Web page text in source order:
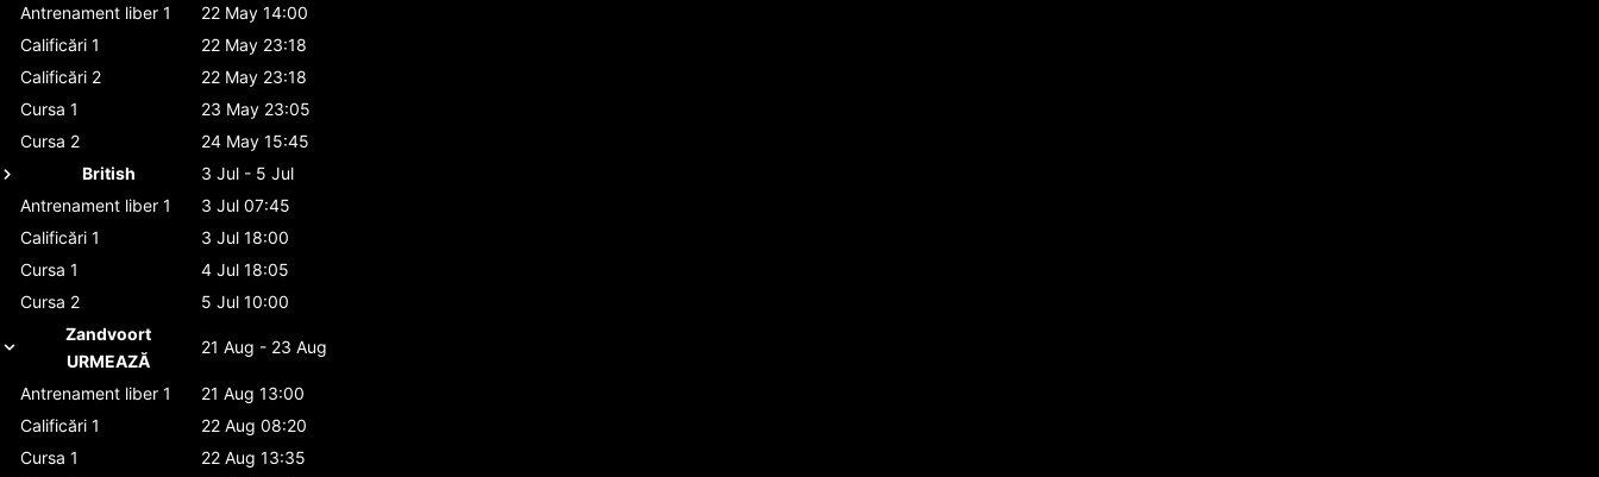
Antrenament liber 1
22 May 14:00
Calificări 1
22 May 23:18
Calificări 2
22 May 23:18
Cursa 1
23 May 23:05
Cursa 2
24 May 15:45
British
3 Jul - 5 Jul
Antrenament liber 1
3 Jul 07:45
Calificări 1
3 Jul 18:00
Cursa 1
4 Jul 18:05
Cursa 2
5 Jul 10:00
Zandvoort
URMEAZĂ
21 Aug - 23 Aug
Antrenament liber 1
21 Aug 13:00
Calificări 1
22 Aug 08:20
Cursa 1
22 Aug 13:35